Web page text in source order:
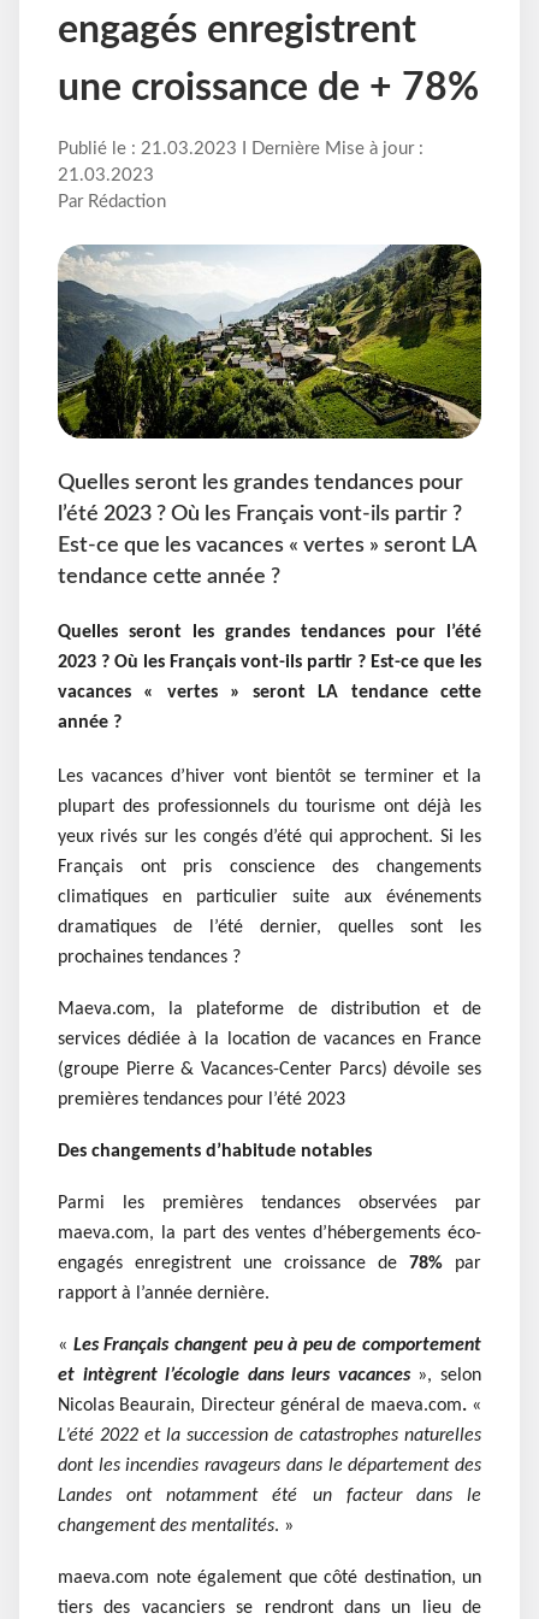
engagés enregistrent
une croissance de + 78%
Publié le : 21.03.2023 I Dernière Mise à jour :
21.03.2023
Par Rédaction
Quelles seront les grandes tendances pour
l’été 2023 ? Où les Français vont-ils partir ?
Est-ce que les vacances « vertes » seront LA
tendance cette année ?
Quelles seront les grandes tendances pour l’été
2023 ? Où les Français vont-ils partir ? Est-ce que les
vacances « vertes » seront LA tendance cette
année ?
Les vacances d’hiver vont bientôt se terminer et la
plupart des professionnels du tourisme ont déjà les
yeux rivés sur les congés d’été qui approchent. Si les
Français ont pris conscience des changements
climatiques en particulier suite aux événements
dramatiques de l’été dernier, quelles sont les
prochaines tendances ?
Maeva.com, la plateforme de distribution et de
services dédiée à la location de vacances en France
(groupe Pierre & Vacances-Center Parcs) dévoile ses
premières tendances pour l’été 2023
Des changements d’habitude notables
Parmi les premières tendances observées par
maeva.com, la part des ventes d’hébergements éco-
engagés enregistrent une croissance de 78% par
rapport à l’année dernière.
« Les Français changent peu à peu de comportement
et intègrent l’écologie dans leurs vacances», selon
Nicolas Beaurain, Directeur général de maeva.com.«
L’été 2022 et la succession de catastrophes naturelles
dont les incendies ravageurs dans le département des
Landes ont notamment été un facteur dans le
changement des mentalités. »
maeva.com note également que côté destination, un
tiers des vacanciers se rendront dans un lieu de